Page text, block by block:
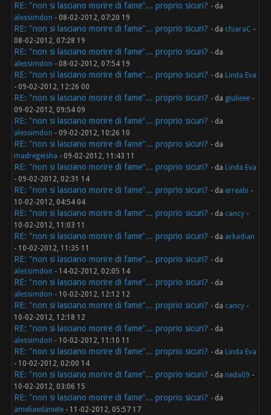
RE: "non si lasciano morire di fame"... proprio sicuri? - da
alessimdon - 08-02-2012, 07:20 19
RE: "non si lasciano morire di fame"... proprio sicuri? - da chiaraC -
08-02-2012, 07:28 19
RE: "non si lasciano morire di fame"... proprio sicuri? - da
alessimdon - 08-02-2012, 07:54 19
RE: "non si lasciano morire di fame"... proprio sicuri? - da Linda Eva
- 09-02-2012, 12:26 00
RE: "non si lasciano morire di fame"... proprio sicuri? - da giulieee -
09-02-2012, 09:54 09
RE: "non si lasciano morire di fame"... proprio sicuri? - da
alessimdon - 09-02-2012, 10:26 10
RE: "non si lasciano morire di fame"... proprio sicuri? - da
madregeisha - 09-02-2012, 11:43 11
RE: "non si lasciano morire di fame"... proprio sicuri? - da Linda Eva
- 09-02-2012, 02:31 14
RE: "non si lasciano morire di fame"... proprio sicuri? - da erreabi -
10-02-2012, 04:54 04
RE: "non si lasciano morire di fame"... proprio sicuri? - da cancy -
10-02-2012, 11:03 11
RE: "non si lasciano morire di fame"... proprio sicuri? - da arkadian
- 10-02-2012, 11:35 11
RE: "non si lasciano morire di fame"... proprio sicuri? - da
alessimdon - 14-02-2012, 02:05 14
RE: "non si lasciano morire di fame"... proprio sicuri? - da
alessimdon - 10-02-2012, 12:12 12
RE: "non si lasciano morire di fame"... proprio sicuri? - da cancy -
10-02-2012, 12:18 12
RE: "non si lasciano morire di fame"... proprio sicuri? - da
alessimdon - 10-02-2012, 11:10 11
RE: "non si lasciano morire di fame"... proprio sicuri? - da Linda Eva
- 10-02-2012, 02:00 14
RE: "non si lasciano morire di fame"... proprio sicuri? - da neda09 -
10-02-2012, 03:06 15
RE: "non si lasciano morire di fame"... proprio sicuri? - da
ameliaedaniele - 11-02-2012, 05:57 17